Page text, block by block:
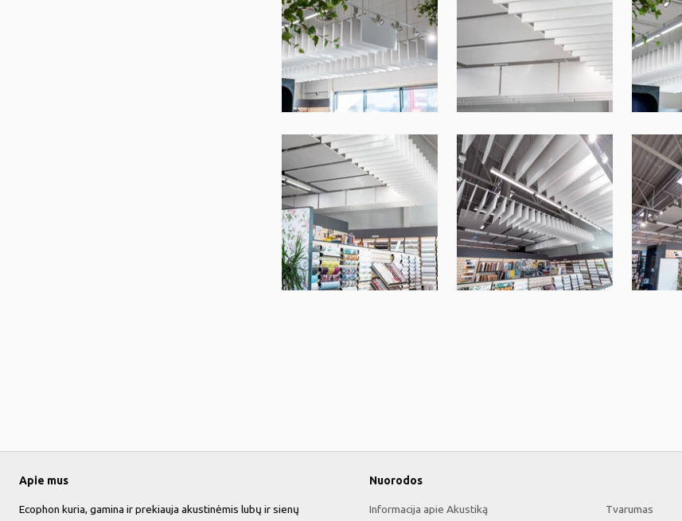
Apie mus
Ecophon kuria, gamina ir prekiauja akustinėmis lubų ir sienų
Nuorodos
Informacija apie Akustiką Tvarumas